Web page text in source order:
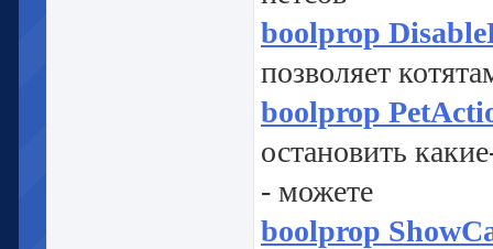
boolprop
позволяет
boolprop
остановить
- можете
boolprop